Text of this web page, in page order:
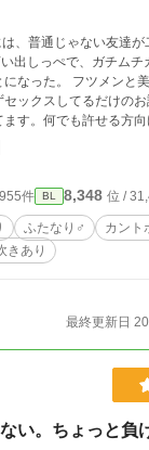
、普通じゃない友達
出しっぺで、ガチムチ
なった。 フツメンと
てるだけのお話です。 ※リバ
す。何でも許せる方
っちゃけ過ぎました
ております。
件 BL 8,348 位 /
ふたなり♂ カント
きあり
最終更新日
い。ちょっと負